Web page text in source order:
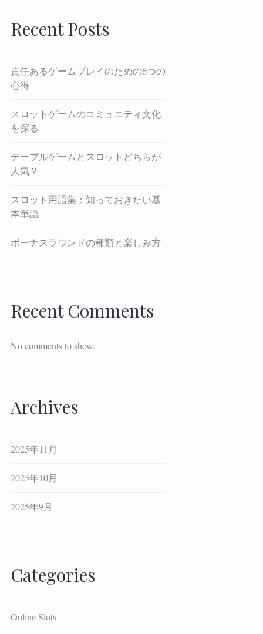
Recent Posts
責任あるゲームプレイのための6つの
心得
スロットゲームのコミュニティ文化
を探る
テーブルゲームとスロットどちらが
人気？
スロット用語集：知っておきたい基
本単語
ボーナスラウンドの種類と楽しみ方
Recent Comments
No comments to show.
Archives
2025年11月
2025年10月
2025年9月
Categories
Online Slots